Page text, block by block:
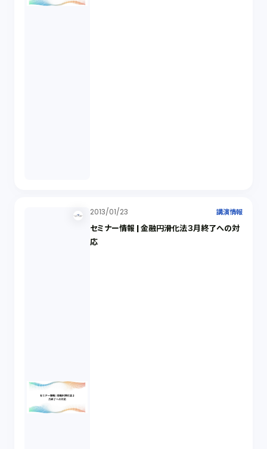
2013/01/23 講演情報
セミナー情報 | 金融円滑化法３月終了への対
応